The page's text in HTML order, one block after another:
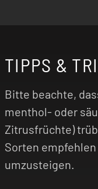
TIPPS &
Bitte beachte,
menthol- oder
Zitrusfrüchte)
Sorten
umzusteigen.